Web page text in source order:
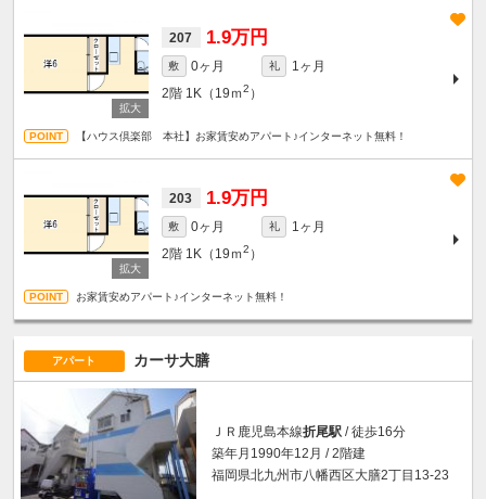
207 1.9万円
敷 0ヶ月 礼
1ヶ月
2階 1K（19ｍ2 ）
【ハウス倶楽部 本社】お家賃安めアパート♪インターネット無料！
203 1.9万円
敷 0ヶ月 礼
1ヶ月
2階 1K（19ｍ2 ）
お家賃安めアパート♪インターネット無料！
アパート カーサ大膳
ＪＲ鹿児島本線折尾駅 / 徒歩16分
築年月1990年12月 / 2階建
福岡県北九州市八幡西区大膳2丁目13-23